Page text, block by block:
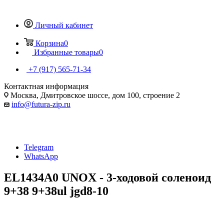
Личный кабинет
Корзина0
Избранные товары0
+7 (917) 565-71-34
Контактная информация
Москва, Дмитровское шоссе, дом 100, строение 2
info@futura-zip.ru
Telegram
WhatsApp
EL1434A0 UNOX - 3-ходовой соленоид
9+38 9+38ul jgd8-10